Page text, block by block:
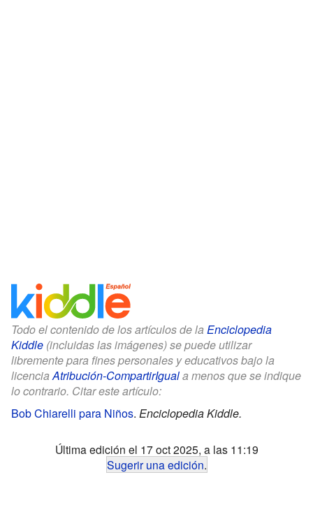
Todo el contenido de los artículos de la Enciclopedia
Kiddle (incluidas las imágenes) se puede utilizar
libremente para fines personales y educativos bajo la
licenciaAtribución-CompartirIguala menos que se indique
lo contrario. Citar este artículo:
Bob Chiarelli para Niños. Enciclopedia Kiddle.
Última edición el 17 oct 2025, a las 11:19
Sugerir una edición.